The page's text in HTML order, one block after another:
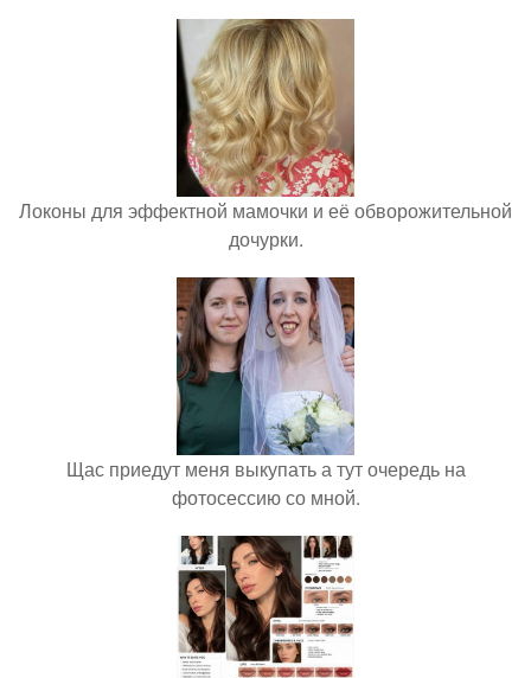
Локоны для эффектной мамочки и её обворожительной
дочурки.
Щас приедут меня выкупать а тут очередь на
фотосессию со мной.